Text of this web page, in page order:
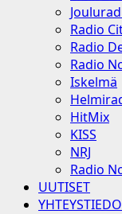
Radio
Radio
Radio
Iskelmä
HitMix
KISS
NRJ
Radio
UUTISET